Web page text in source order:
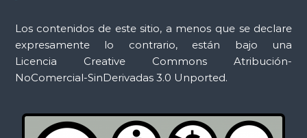
Los contenidos de este sitio, a menos que se declare
expresamente lo contrario, están bajo una
Licencia Creative Commons Atribución-
NoComercial-SinDerivadas 3.0 Unported.